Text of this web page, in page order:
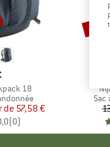
18
réduit
de 57,58 €
(0)
Sac
-75 %